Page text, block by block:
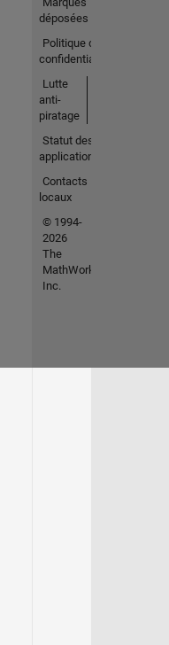
déposées
Politique de
confidentialité
Lutte
anti-
piratage
Statut des
applications
Contacts
locaux
© 1994-
2026
The
MathWorks,
Inc.